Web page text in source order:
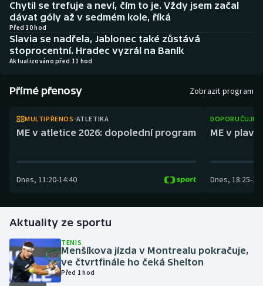
Baseball a softbal
Basketbal
Box
Cyklistika
Florbal
Futsal
Historické návraty
Aplikace ČT sport
Chytil se trefuje a neví, čím to je. Vždy jsem začal
dávat góly až v sedmém kole, říká
Před 10 hod
Slavia se nadřela, Jablonec také zůstává
stoprocentní. Hradec vyzrál na Baník
Aktualizováno před 11 hod
Přímé přenosy Zobrazit program
MULTIPŘENOS ATLETIKA
ME v atletice 2026: dopolední program
Dnes, 11:20-14:40
ME v
Dnes, 18:25-
Aktuality ze sportu
TENIS
Menšíkova jízda v Montrealu pokračuje,
ve čtvrtfinále ho čeká Shelton
Před 1 hod